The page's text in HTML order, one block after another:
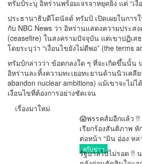
ทรัมป์ระบุ อิหร่านพร้อมเจรจาหยุดยิง แต่ “เงื่
ประธานาธิบดีโดนัลด์ ทรัมป์ เปิดเผยในกา
กับ NBC News ว่า อิหร่านแสดงความประสง
(ceasefire) ในสงครามปัจจุบัน แต่เขาปฏิเ
โดยระบุว่า “เงื่อนไขยังไม่ดีพอ” (the terms
ทรัมป์กล่าวว่า ข้อตกลงใด ๆ ที่จะเกิดขึ้นนั้น
อิหร่านละทิ้งความทะเยอทะยานด้านนิวเคลี
abandon nuclear ambitions) แม้เขาจะไม่ไ
เงื่อนไขที่ต้องการอย่างชัดเจน
เรื่องมาใหม่
😱พรรคส้มอีกแล้ว
เรียกร้องสันติภาพ
ต่อหน้า “มิน อ่อง ห
สกู๊ปข่าว
รัฐบาลไปไม่รอด !!